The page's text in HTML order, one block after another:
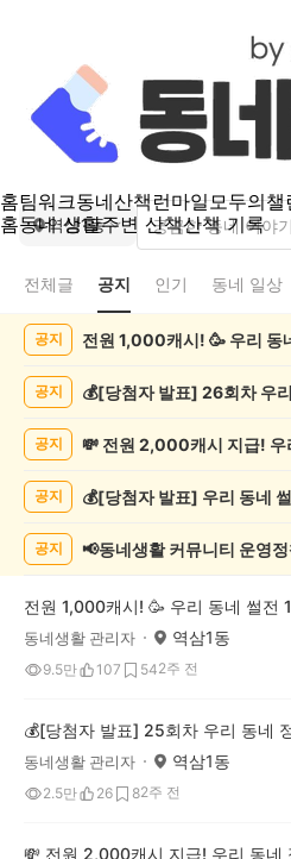
홈팀워크동네산책런마일모두의챌
홈동네 생활주변 산책산책 기록
역삼1동
전체글 공지 인기 동네 일상
공지 전원 1,000캐시! 🥳 우리 동
공지
공지
공지
공지 📢동네생활 커뮤니티 운영
동네생활 관리자 역삼1동
9.5만 107 542주 전
동네생활 관리자 역삼1동
2.5만 26 82주 전